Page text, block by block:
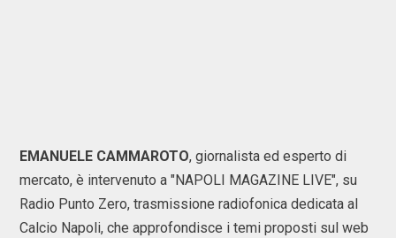
EMANUELE CAMMAROTO, giornalista ed esperto di
mercato, è intervenuto a "NAPOLI MAGAZINE LIVE", su
Radio Punto Zero, trasmissione radiofonica dedicata al
Calcio Napoli, che approfondisce i temi proposti sul web